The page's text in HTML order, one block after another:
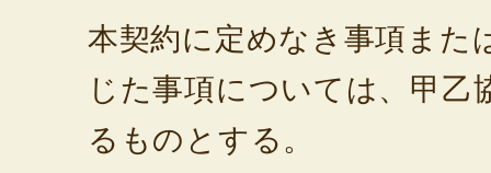
本契約に定めなき事項また
じた事項については、甲乙
るものとする。